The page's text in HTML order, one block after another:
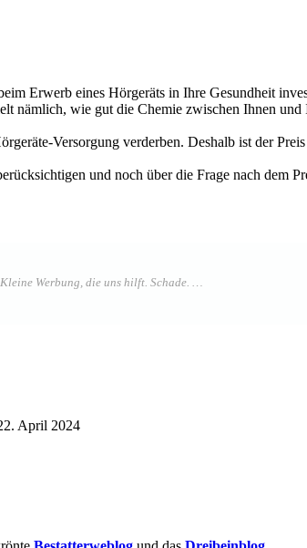
Erwerb eines Hörgeräts in Ihre Gesundheit
nämlich, wie gut die Chemie zwischen Ihnen
Versorgung verderben. Deshalb ist der
und noch über die Frage nach dem
April 2024